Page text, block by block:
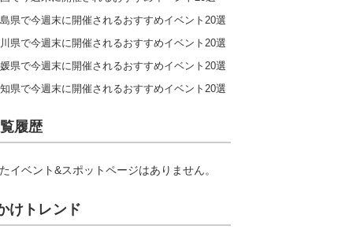
県で今週末に開催されるおすすめイベント20選
県で今週末に開催されるおすすめイベント20選
県で今週末に開催されるおすすめイベント20選
県で今週末に開催されるおすすめイベント20選
履歴
イベント&スポットページはありません。
けトレンド